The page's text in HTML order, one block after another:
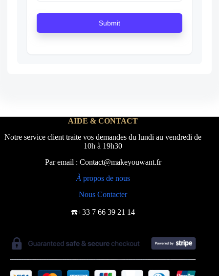
Submit
AIDE & CONTACT
Notre service client traite vos demandes du lundi au vendredi de
10h à 19h30
Par email : Contact@makeyouwant.fr
À propos de nous
Nous Contacter
☎️+33 7 66 39 21 14